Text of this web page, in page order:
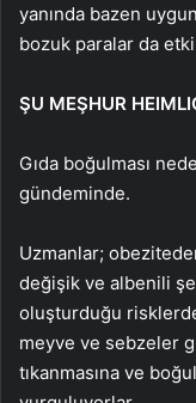
yanında bazen
bozuk paralar da
ŞU MEŞHUR
Gıda boğulması
gündeminde.
Uzmanlar;
değişik ve albenili
oluşturduğu
meyve ve sebzeler
tıkanmasına ve